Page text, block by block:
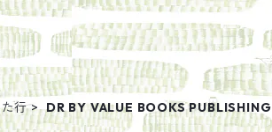
た行 DR BY VALUE BOOKS PUBLISHING